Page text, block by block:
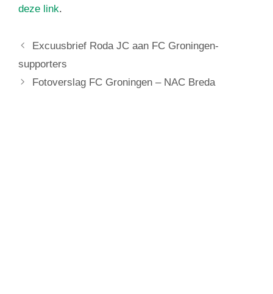
deze link.
Excuusbrief Roda JC aan FC Groningen-
supporters
Fotoverslag FC Groningen – NAC Breda